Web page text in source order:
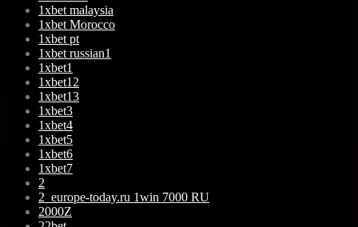
1xbet malaysia
1xbet Morocco
1xbet pt
1xbet russian1
1xbet1
1xbet12
1xbet13
1xbet3
1xbet4
1xbet5
1xbet6
1xbet7
2
2_europe-today.ru 1win 7000 RU
2000Z